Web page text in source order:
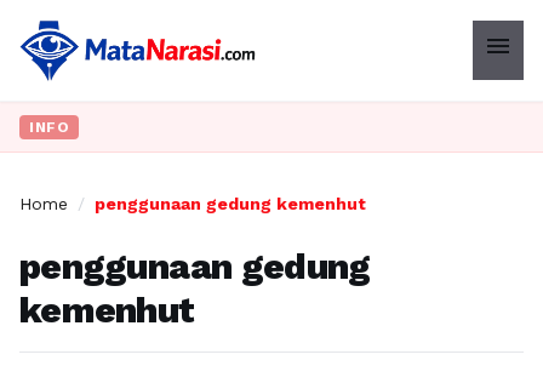
menu
INFO
Home / penggunaan gedung kemenhut
penggunaan gedung
kemenhut